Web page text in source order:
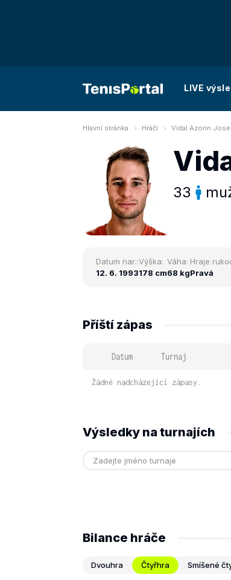
LIVE
Hlavní stránka Hráči Vidal Azorin
33
Datum nar.:
12. 6. 1993
Výška:
178 cm
Váha:
68 kg
Hraje
Pravá
Příští zápas
Datum Turnaj
Žádné nadcházející zápasy.
Výsledky na turnajích
Bilance hráče
Dvouhra Čtyřhra Smíšené